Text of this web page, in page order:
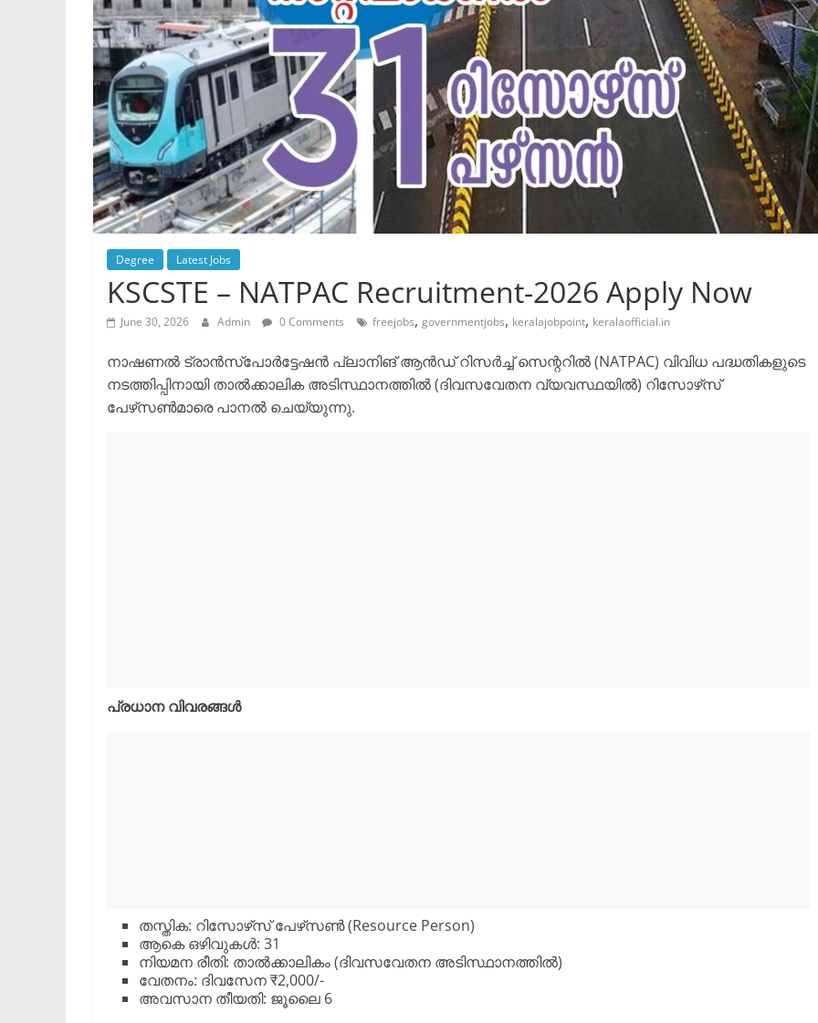
Degree Latest Jobs
KSCSTE – NATPAC Recruitment-2026 Apply Now
June 30, 2026 Admin 0 Comments freejobs, governmentjobs, keralajobpoint, keralaofficial.in
നാഷണൽ ട്രാൻസ്പോർട്ടേഷൻ പ്ലാനിങ് ആൻഡ് റിസർച്ച് സെന്ററിൽ (NATPAC) വിവിധ പദ്ധതികളുടെ
നടത്തിപ്പിനായി താൽക്കാലിക അടിസ്ഥാനത്തിൽ (ദിവസവേതന വ്യവസ്ഥയിൽ) റിസോഴ്‌സ്
പേഴ്‌സൺമാരെ പാനൽ ചെയ്യുന്നു.
​പ്രധാന വിവരങ്ങൾ
​തസ്തിക: റിസോഴ്‌സ് പേഴ്‌സൺ (Resource Person)
​ആകെ ഒഴിവുകൾ: 31
​നിയമന രീതി: താൽക്കാലികം (ദിവസവേതന അടിസ്ഥാനത്തിൽ)
​വേതനം: ദിവസേന ₹2,000/-
​അവസാന തീയതി: ജൂലൈ 6